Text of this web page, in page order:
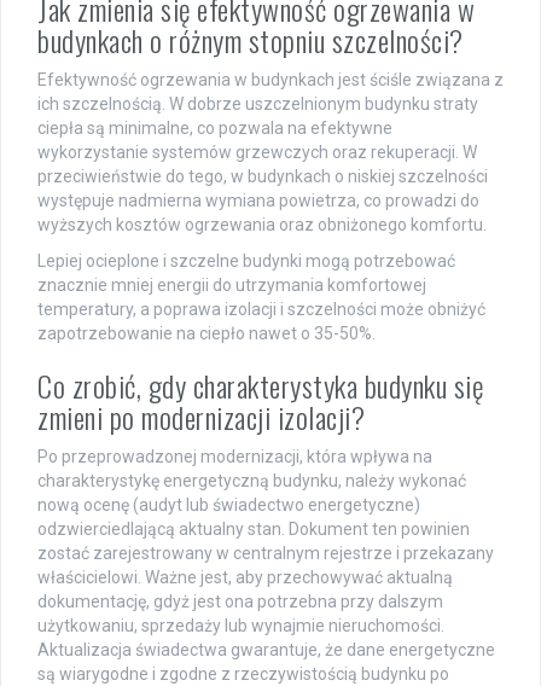
Jak zmienia się efektywność ogrzewania w
budynkach o różnym stopniu szczelności?
Efektywność ogrzewania w budynkach jest ściśle związana z
ich szczelnością. W dobrze uszczelnionym budynku straty
ciepła są minimalne, co pozwala na efektywne
wykorzystanie systemów grzewczych oraz rekuperacji. W
przeciwieństwie do tego, w budynkach o niskiej szczelności
występuje nadmierna wymiana powietrza, co prowadzi do
wyższych kosztów ogrzewania oraz obniżonego komfortu.
Lepiej ocieplone i szczelne budynki mogą potrzebować
znacznie mniej energii do utrzymania komfortowej
temperatury, a poprawa izolacji i szczelności może obniżyć
zapotrzebowanie na ciepło nawet o 35-50%.
Co zrobić, gdy charakterystyka budynku się
zmieni po modernizacji izolacji?
Po przeprowadzonej modernizacji, która wpływa na
charakterystykę energetyczną budynku, należy wykonać
nową ocenę (audyt lub świadectwo energetyczne)
odzwierciedlającą aktualny stan. Dokument ten powinien
zostać zarejestrowany w centralnym rejestrze i przekazany
właścicielowi. Ważne jest, aby przechowywać aktualną
dokumentację, gdyż jest ona potrzebna przy dalszym
użytkowaniu, sprzedaży lub wynajmie nieruchomości.
Aktualizacja świadectwa gwarantuje, że dane energetyczne
są wiarygodne i zgodne z rzeczywistością budynku po